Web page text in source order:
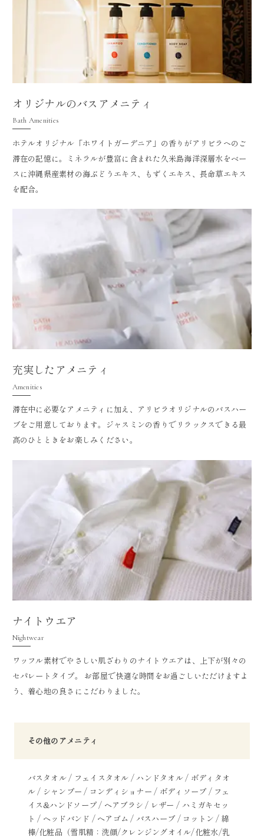
オリジナルのバスアメニティ
Bath Amenities
ホテルオリジナル「ホワイトガーデニア」の香りがアリビラへのご
滞在の記憶に。ミネラルが豊富に含まれた久米島海洋深層水をベー
スに沖縄県産素材の海ぶどうエキス、もずくエキス、長命草エキス
を配合。
充実したアメニティ
Amenities
滞在中に必要なアメニティに加え、アリビラオリジナルのバスハー
ブをご用意しております。ジャスミンの香りでリラックスできる最
高のひとときをお楽しみください。
ナイトウエア
Nightwear
ワッフル素材でやさしい肌ざわりのナイトウエアは、上下が別々の
セパレートタイプ。 お部屋で快適な時間をお過ごしいただけますよ
う、着心地の良さにこだわりました。
その他のアメニティ
バスタオル / フェイスタオル / ハンドタオル / ボディタオ
ル / シャンプー / コンディショナー / ボディソープ / フェ
イス&ハンドソープ / ヘアブラシ / レザー / ハミガキセッ
ト / ヘッドバンド / ヘアゴム / バスハーブ / コットン / 綿
棒/化粧品（雪肌精：洗顔/クレンジングオイル/化粧水/乳